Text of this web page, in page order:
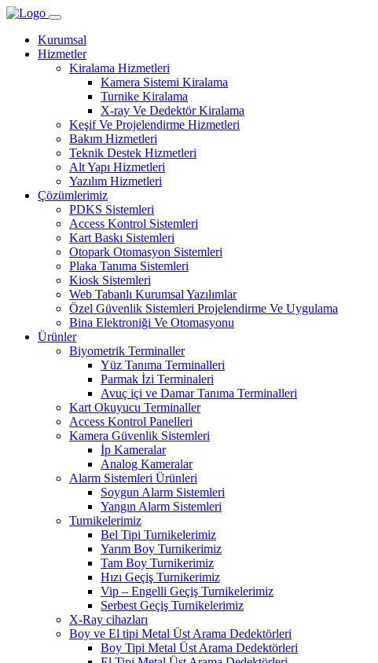
Kurumsal
Hizmetler
Kiralama Hizmetleri
Kamera Sistemi Kiralama
Turnike Kiralama
X-ray Ve Dedektör Kiralama
Keşif Ve Projelendirme Hizmetleri
Bakım Hizmetleri
Teknik Destek Hizmetleri
Alt Yapı Hizmetleri
Yazılım Hizmetleri
Çözümlerimiz
PDKS Sistemleri
Access Kontrol Sistemleri
Kart Baskı Sistemleri
Otopark Otomasyon Sistemleri
Plaka Tanıma Sistemleri
Kiosk Sistemleri
Web Tabanlı Kurumsal Yazılımlar
Özel Güvenlik Sistemleri Projelendirme Ve Uygulama
Bina Elektroniği Ve Otomasyonu
Ürünler
Biyometrik Terminaller
Yüz Tanıma Terminalleri
Parmak İzi Terminaleri
Avuç içi ve Damar Tanıma Terminalleri
Kart Okuyucu Terminaller
Access Kontrol Panelleri
Kamera Güvenlik Sistemleri
İp Kameralar
Analog Kameralar
Alarm Sistemleri Ürünleri
Soygun Alarm Sistemleri
Yangın Alarm Sistemleri
Turnikelerimiz
Bel Tipi Turnikelerimiz
Yarım Boy Turnikerimiz
Tam Boy Turnikerimiz
Hızı Geçiş Turnikerimiz
Vip – Engelli Geçiş Turnikelerimiz
Serbest Geçiş Turnikelerimiz
X-Ray cihazları
Boy ve El tipi Metal Üst Arama Dedektörleri
Boy Tipi Metal Üst Arama Dedektörleri